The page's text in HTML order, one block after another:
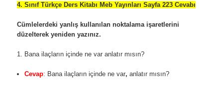
4. Sınıf Türkçe Ders Kitabı Meb Yayınları Sayfa 223 Cevabı
Cümlelerdeki yanlış kullanılan noktalama işaretlerini
düzelterek yeniden yazınız.
1. Bana ilaçların içinde ne var anlatır mısın?
Cevap: Bana ilaçların içinde ne var, anlatır mısın?